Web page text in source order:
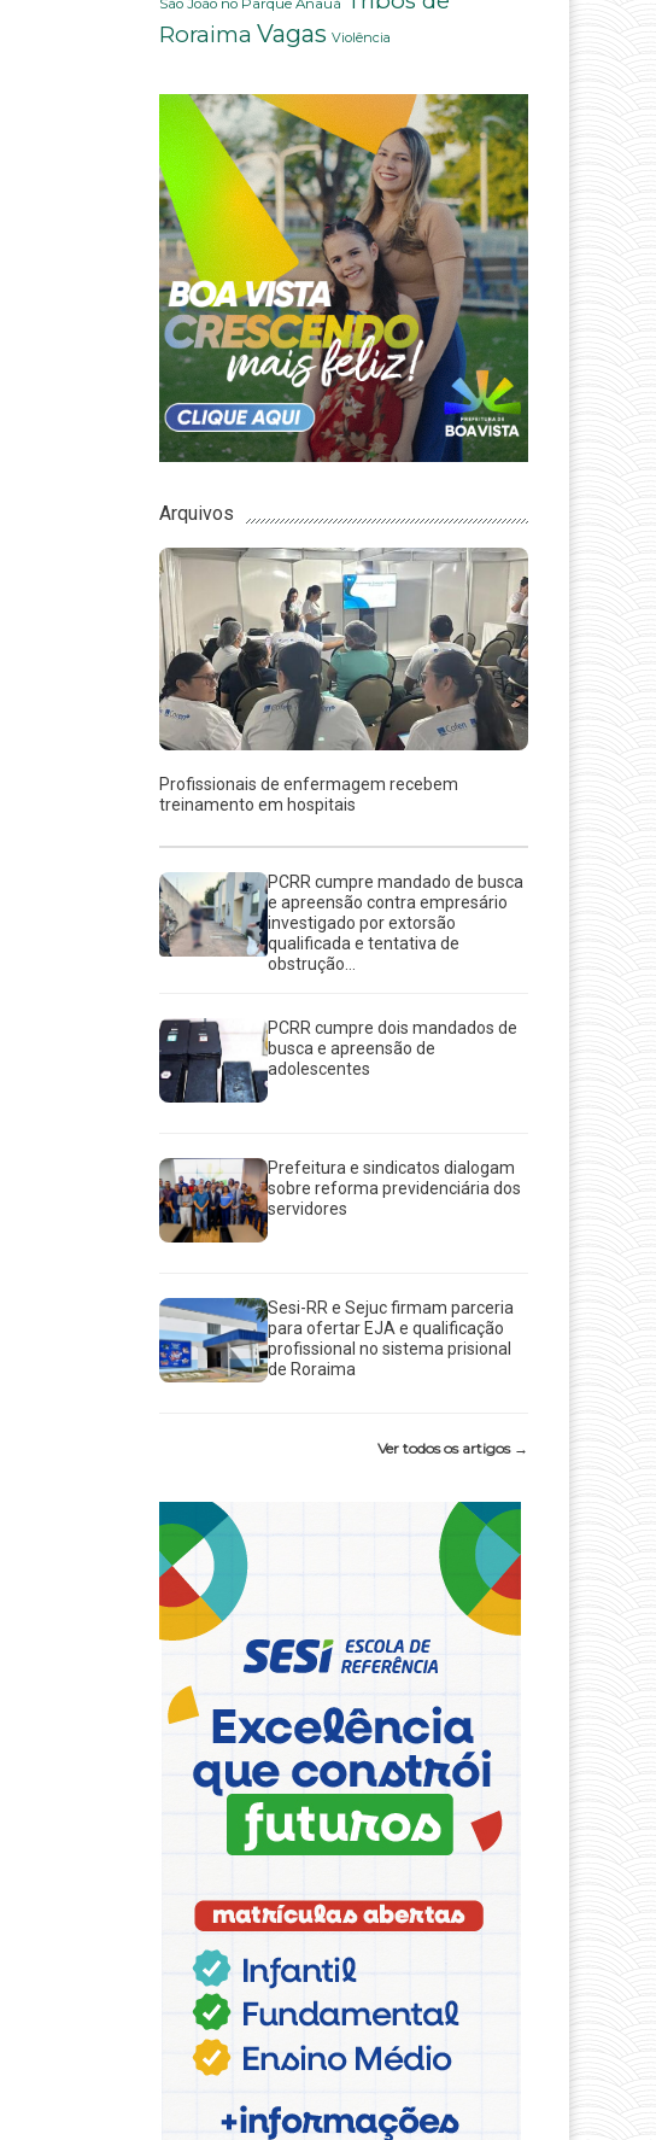
Roraima Vagas Violência
Arquivos
Profissionais de enfermagem recebem
treinamento em hospitais
PCRR cumpre mandado de busca
e apreensão contra empresário
investigado por extorsão
qualificada e tentativa de
obstrução...
PCRR cumpre dois mandados de
busca e apreensão de
adolescentes
Prefeitura e sindicatos dialogam
sobre reforma previdenciária dos
servidores
Sesi-RR e Sejuc firmam parceria
para ofertar EJA e qualificação
profissional no sistema prisional
de Roraima
Ver todos os artigos →